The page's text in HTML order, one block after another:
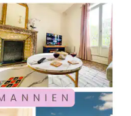
appréciés